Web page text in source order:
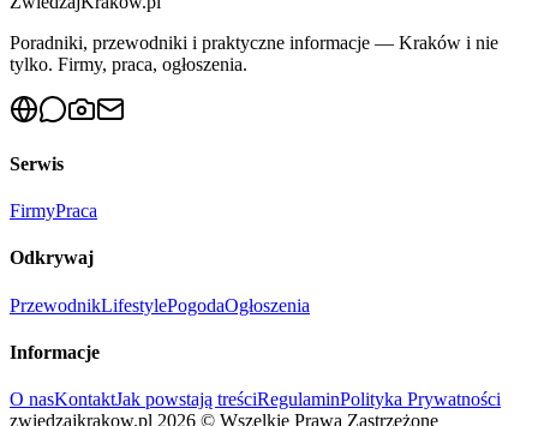
Poradniki, przewodniki i praktyczne informacje — Kraków i nie
tylko. Firmy, praca, ogłoszenia.
Serwis
FirmyPraca
Odkrywaj
PrzewodnikLifestylePogodaOgłoszenia
Informacje
O nasKontaktJak powstają treściRegulaminPolityka Prywatności
zwiedzajkrakow.pl 2026 © Wszelkie Prawa Zastrzeżone